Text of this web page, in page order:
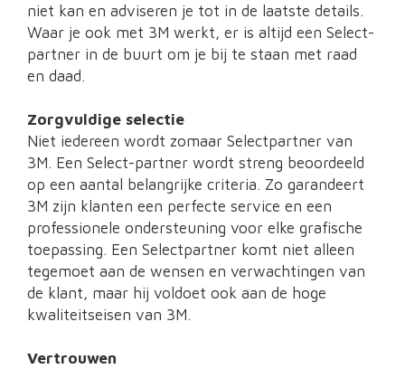
niet kan en adviseren je tot in de laatste details.
Waar je ook met 3M werkt, er is altijd een Select-
partner in de buurt om je bij te staan met raad
en daad.
Zorgvuldige selectie
Niet iedereen wordt zomaar Selectpartner van
3M. Een Select-partner wordt streng beoordeeld
op een aantal belangrijke criteria. Zo garandeert
3M zijn klanten een perfecte service en een
professionele ondersteuning voor elke grafische
toepassing. Een Selectpartner komt niet alleen
tegemoet aan de wensen en verwachtingen van
de klant, maar hij voldoet ook aan de hoge
kwaliteitseisen van 3M.
Vertrouwen